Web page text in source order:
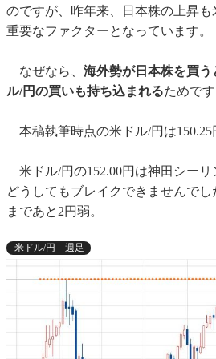
のですが、昨年来、日本株の上昇も
重要なファクターとなっています。
なぜなら、 海外勢が日本株を買
ル/円の買いも持ち込まれるためです
本稿執筆時点の米ドル/円は150.25
米ドル/円の152.00円は神田シー
どうしてもブレイクできませんで
まであと2円弱。
米ドル/円 週足